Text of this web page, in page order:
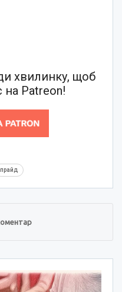
хвилинку, щоб
на Patreon!
прайд